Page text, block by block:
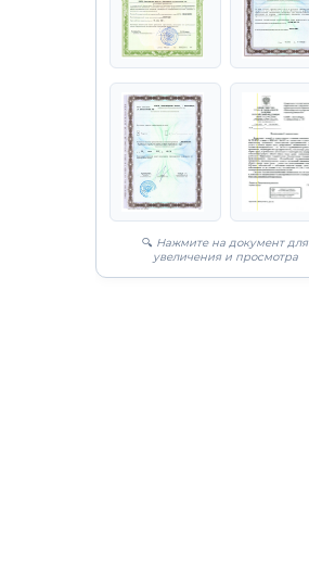
🔍 Нажмите на документ для
увеличения и просмотра